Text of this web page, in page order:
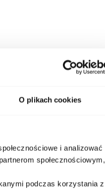
O plikach cookies
i analizować
społecznościowym,
podczas korzystania z